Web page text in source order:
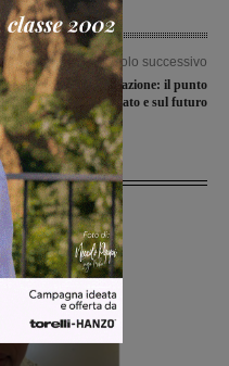
Articolo successivo
Sei mesi di amministrazione: il punto
sul passato e sul futuro